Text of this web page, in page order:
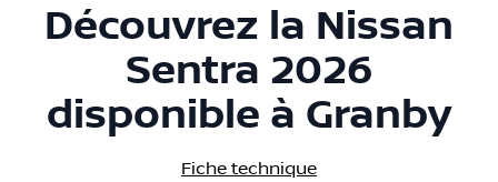
Découvrez la Nissan
Sentra 2026
disponible à Granby
Fiche technique